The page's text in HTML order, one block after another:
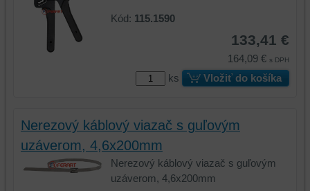
Kód: 115.1590
133,41 €
164,09 € s DPH
ks Vložiť do košíka
Nerezový káblový viazač s guľovým
uzáverom, 4,6x200mm
Nerezový káblový viazač s guľovým
uzáverom, 4,6x200mm